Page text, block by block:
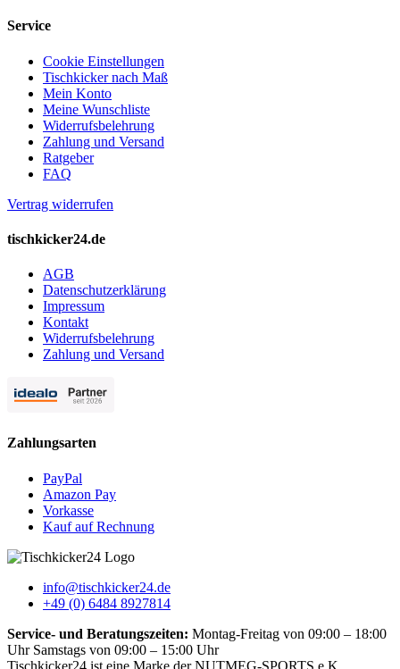
Service
Cookie Einstellungen
Tischkicker nach Maß
Mein Konto
Meine Wunschliste
Widerrufsbelehrung
Zahlung und Versand
Ratgeber
FAQ
Vertrag widerrufen
tischkicker24.de
AGB
Datenschutzerklärung
Impressum
Kontakt
Widerrufsbelehrung
Zahlung und Versand
Zahlungsarten
PayPal
Amazon Pay
Vorkasse
Kauf auf Rechnung
info@tischkicker24.de
+49 (0) 6484 8927814
Service- und Beratungszeiten: Montag-Freitag von 09:00 – 18:00
Uhr Samstags von 09:00 – 15:00 Uhr
Tischkicker24 ist eine Marke der NUTMEG-SPORTS e.K.